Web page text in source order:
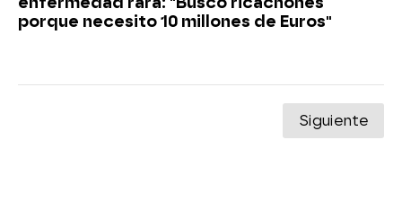
porque necesito 10 millones de Euros"
Siguiente